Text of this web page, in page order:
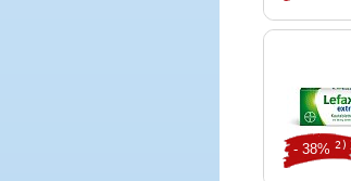
- 38% 2)